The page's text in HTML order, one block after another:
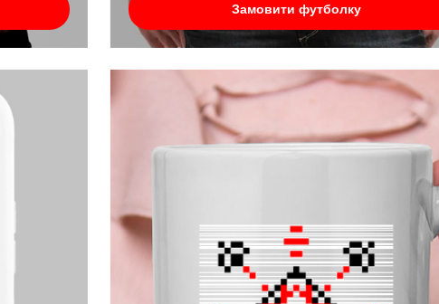
Замовити футболку